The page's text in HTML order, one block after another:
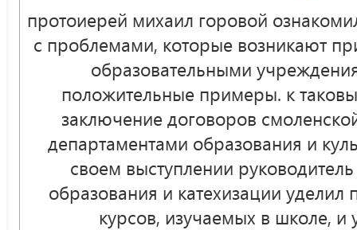
протоиерей михаил горовой
с проблемами, которые возникают
образовательными
положительные примеры. к
заключение договоров
департаментами образования и
своем выступлении
образования и катехизации
курсов, изучаемых в школе,